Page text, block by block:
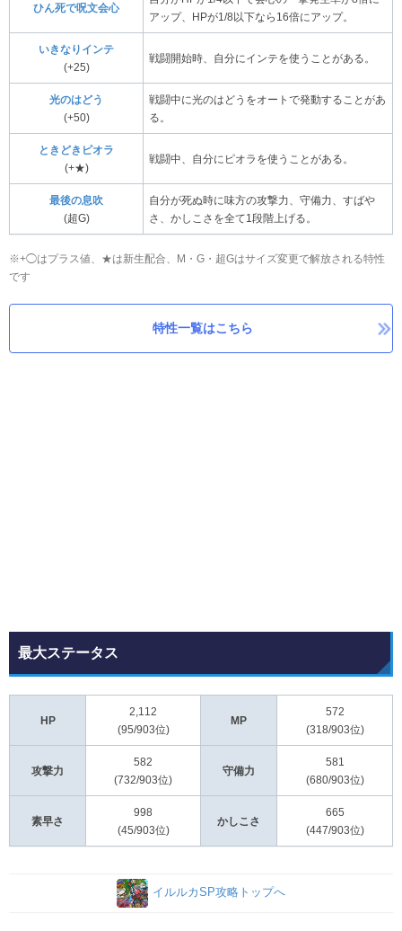
ひん死で呪文会心
アップ、HPが1/8以下なら16倍にアップ。
いきなりインテ
(+25)
戦闘開始時、自分にインテを使うことがある。
光のはどう
(+50)
戦闘中に光のはどうをオートで発動することがあ
る。
ときどきピオラ
(+★)
戦闘中、自分にピオラを使うことがある。
最後の息吹
(超G)
自分が死ぬ時に味方の攻撃力、守備力、すばや
さ、かしこさを全て1段階上げる。
※+◯はプラス値、★は新生配合、M・G・超Gはサイズ変更で解放される特性
です
特性一覧はこちら
最大ステータス
HP
2,112
(95/903位)
MP
572
(318/903位)
攻撃力
582
(732/903位)
守備力
581
(680/903位)
素早さ
998
(45/903位)
かしこさ
665
(447/903位)
イルルカSP攻略トップへ